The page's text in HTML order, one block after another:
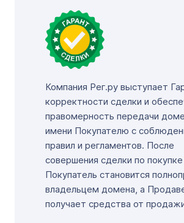
Компания Рег.ру выступает
корректности сделки и
правомерность передачи
имени Покупателю с
правил и регламентов. После
совершения сделки по
Покупатель становится
владельцем домена, а
получает средства от